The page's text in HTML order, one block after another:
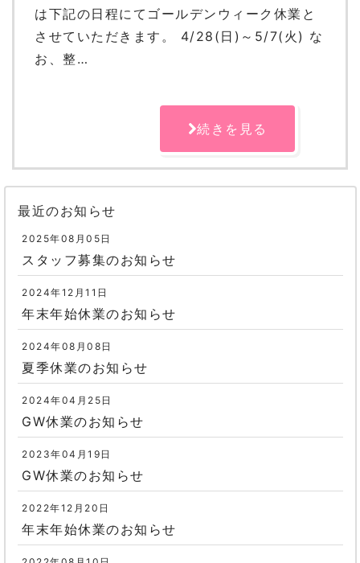
は下記の日程にてゴールデンウィーク休業と
させていただきます。 4/28(日)～5/7(火) な
お、整…
続きを見る
最近のお知らせ
2025年08月05日
スタッフ募集のお知らせ
2024年12月11日
年末年始休業のお知らせ
2024年08月08日
夏季休業のお知らせ
2024年04月25日
GW休業のお知らせ
2023年04月19日
GW休業のお知らせ
2022年12月20日
年末年始休業のお知らせ